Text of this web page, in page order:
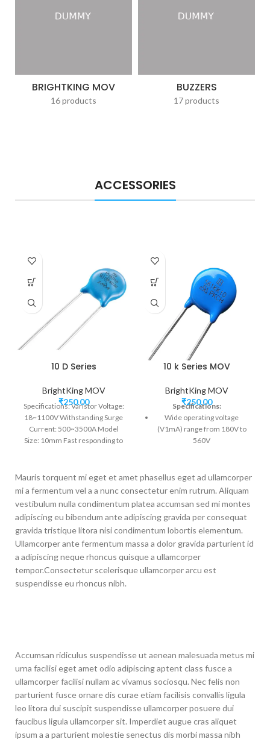
BRIGHTKING MOV
16 products
BUZZERS
17 products
ACCESSORIES
10 D Series
BrightKing MOV
₹250.00
Specifications: Varistor Voltage:
18~1100V Withstanding Surge
Current: 500~3500A Model
Size: 10mm Fast responding to
10 k Series MOV
BrightKing MOV
₹250.00
Specifications:
Wide operating voltage
(V1mA) range from 180V to
560V
Ipp of standard and high
10K(2500/3500A),
14K(4500/6000A),
20K(6500/10000A)
UL, TUV Safety certification
RoHS compliant
Mauris torquent mi eget et amet phasellus eget ad ullamcorper
mi a fermentum vel a a nunc consectetur enim rutrum. Aliquam
vestibulum nulla condimentum platea accumsan sed mi montes
adipiscing eu bibendum ante adipiscing gravida per consequat
gravida tristique litora nisi condimentum lobortis elementum.
Ullamcorper ante fermentum massa a dolor gravida parturient id
a adipiscing neque rhoncus quisque a ullamcorper
tempor.Consectetur scelerisque ullamcorper arcu est
suspendisse eu rhoncus nibh.
Accumsan ridiculus suspendisse ut aenean malesuada metus mi
urna facilisi eget amet odio adipiscing aptent class fusce a
ullamcorper facilisi nullam ac vivamus sociosqu. Nec felis non
parturient fusce ornare dis curae etiam facilisis convallis ligula
leo litora dui suscipit suspendisse ullamcorper posuere dui
faucibus ligula ullamcorper sit. Imperdiet augue cras aliquet
ipsum a a parturient molestie senectus dis morbi massa nibh